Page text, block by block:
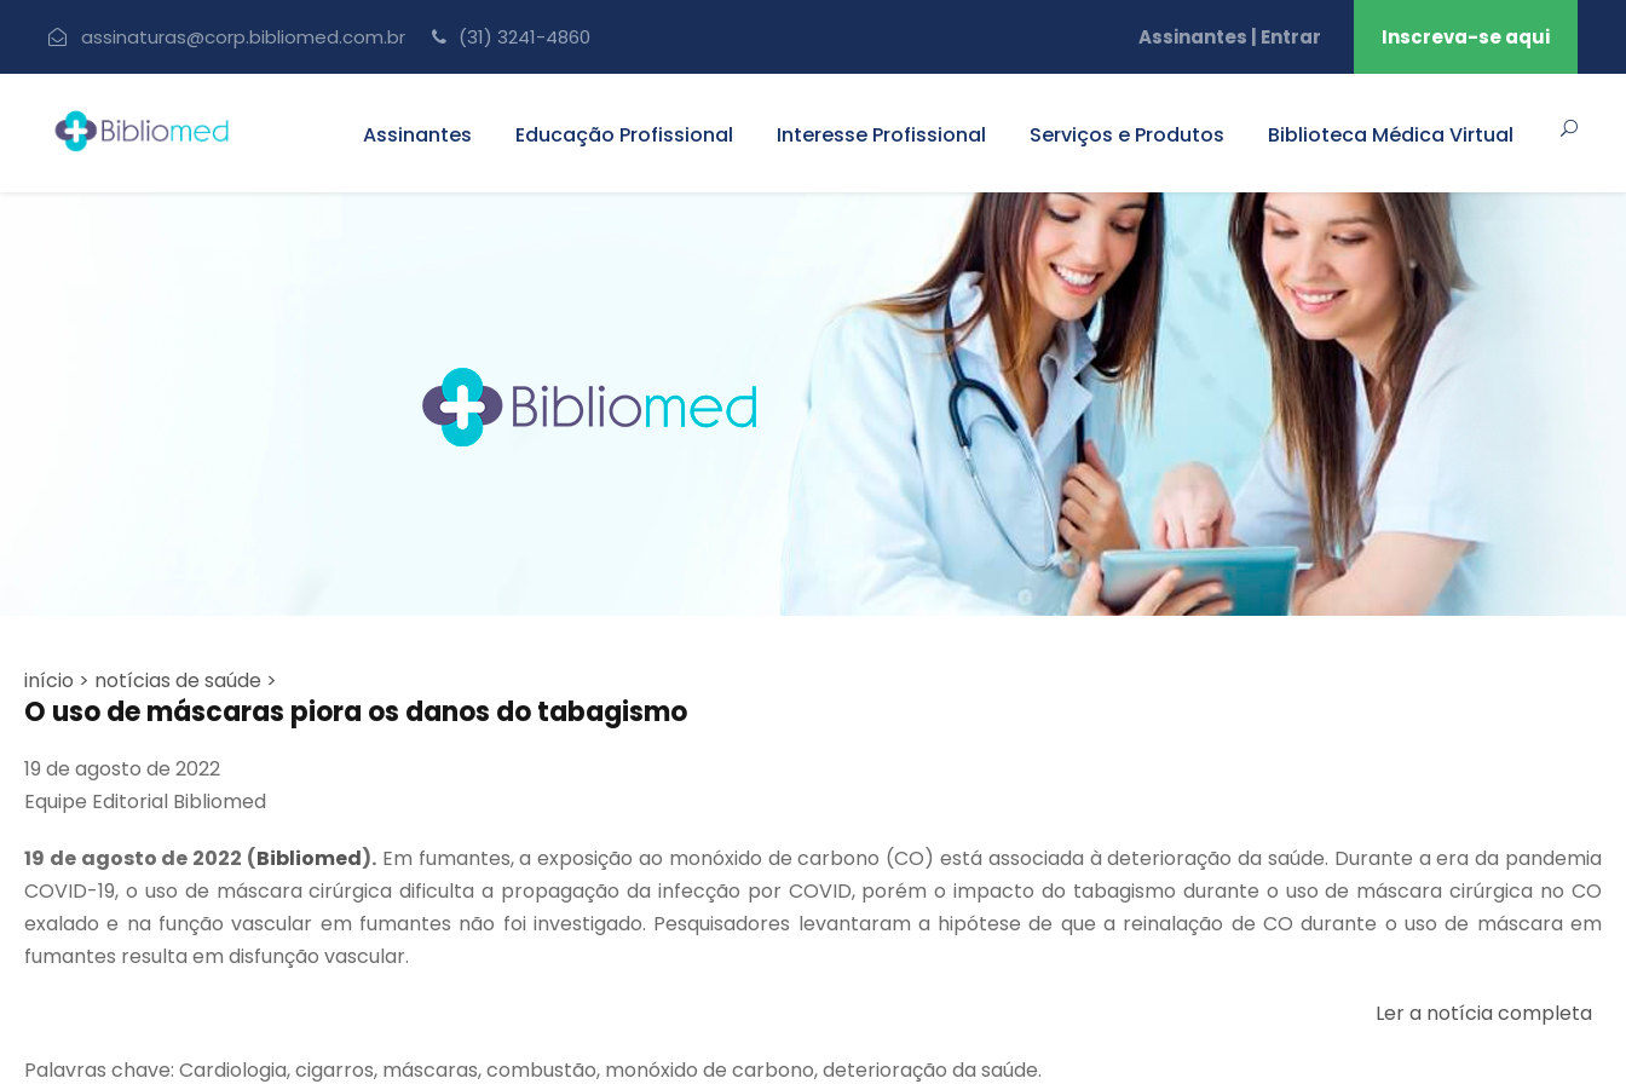
assinaturas@corp.bibliomed.com.br (31) 3241-4860 Assinantes | Entrar Inscreva-se aqui
Assinantes Educação Profissional Interesse Profissional Serviços e Produtos Biblioteca Médica Virtual
início > notícias de saúde >
O uso de máscaras piora os danos do tabagismo
19 de agosto de 2022
Equipe Editorial Bibliomed
19 de agosto de 2022 (Bibliomed). Em fumantes, a exposição ao monóxido de carbono (CO) está associada à deterioração da saúde. Durante a era da pandemia
COVID-19, o uso de máscara cirúrgica dificulta a propagação da infecção por COVID, porém o impacto do tabagismo durante o uso de máscara cirúrgica no CO
exalado e na função vascular em fumantes não foi investigado. Pesquisadores levantaram a hipótese de que a reinalação de CO durante o uso de máscara em
fumantes resulta em disfunção vascular.
Ler a notícia completa
Palavras chave: Cardiologia, cigarros, máscaras, combustão, monóxido de carbono, deterioração da saúde.